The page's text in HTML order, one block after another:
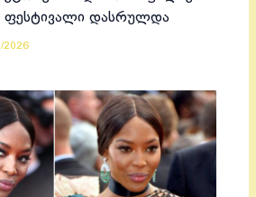
ფესტივალი დასრულდა
2026